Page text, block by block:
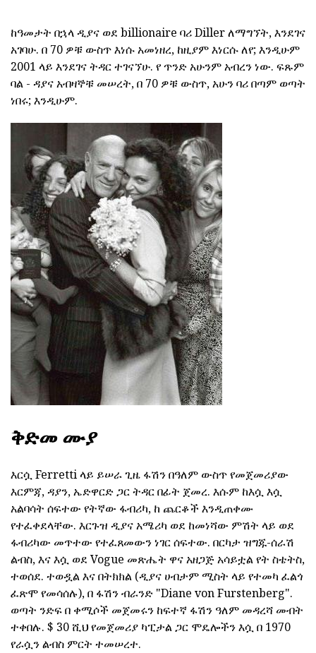
ከዓመታት በኋላ ዲያና ወደ billionaire ባሪ Diller ለማግኘት, እንደገና
አገባሁ. በ 70 ዎቹ ውስጥ እነሱ አመነዘረ, ከዚያም እነርሱ ለየ; እንዲሁም
2001 ላይ እንደገና ትዳር ተገናኘሁ. የ ጥንድ አሁንም አብረን ነው. ፍጹም
ባል - ዳያና አብዛኞቹ መሠረት, በ 70 ዎቹ ውስጥ, አሁን ባሪ በጣም ወጣት
ነበሩ; እንዲሁም.
ቅድመ ሙያ
እርሷ Ferretti ላይ ይሠራ ጊዜ ፋሽን በዓለም ውስጥ የመጀመሪያው
እርምጃ, ዳያን, ኤድዋርድ ጋር ትዳር በፊት ጀመረ. እሱም ከእሷ እሷ
አልባሳት ሰፍተው የትኛው ፋብሪካ, ከ ጨርቆች እንዲጠቀሙ
የተፈቀደላቸው. እርጉዝ ዲያና አሜሪካ ወደ ከመነሻው ምሽት ላይ ወደ
ፋብሪካው መጥተው የተፈጸመውን ነገር ሰፍተው. በርካታ ዝግጁ-ሰራሽ
ልብስ, እና እሷ ወደ Vogue መጽሔት ዋና አዘጋጅ አሳይቷል የት ስቴትስ,
ተወሰደ. ተወዷል እና በትክክል (ዲያና ሀብታም ሚስት ላይ የተመካ ፈልጎ
ፈጽሞ የመሳሰሉ), በ ፋሽን ብራንድ "Diane von Furstenberg".
ወጣት ንድፍ በ ቀሚሶች መጀመሩን ከፍተኛ ፋሽን ዓለም መዳረሻ መብት
ተቀበሉ. $ 30 ሺህ የመጀመሪያ ካፒታል ጋር ሞዴሎችን እሷ በ 1970
የራሷን ልብስ ምርት ተመሠረተ.